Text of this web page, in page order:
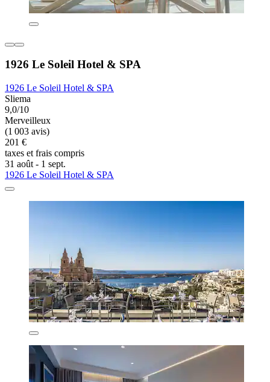
1926 Le Soleil Hotel & SPA
1926 Le Soleil Hotel & SPA
Sliema
9,0/10
Merveilleux
(1 003 avis)
201 €
taxes et frais compris
31 août - 1 sept.
1926 Le Soleil Hotel & SPA